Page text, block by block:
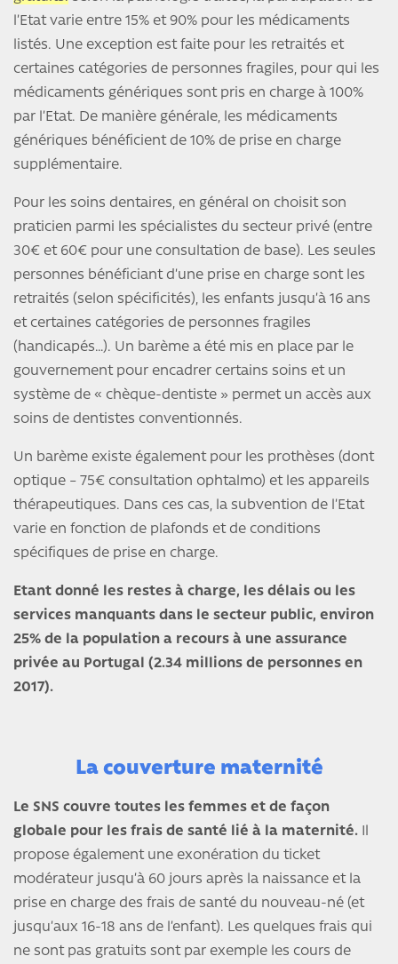
l’Etat varie entre 15% et 90% pour les médicaments
listés. Une exception est faite pour les retraités et
certaines catégories de personnes fragiles, pour qui les
médicaments génériques sont pris en charge à 100%
par l’Etat. De manière générale, les médicaments
génériques bénéficient de 10% de prise en charge
supplémentaire.
Pour les soins dentaires, en général on choisit son
praticien parmi les spécialistes du secteur privé (entre
30€ et 60€ pour une consultation de base). Les seules
personnes bénéficiant d’une prise en charge sont les
retraités (selon spécificités), les enfants jusqu’à 16 ans
et certaines catégories de personnes fragiles
(handicapés…). Un barème a été mis en place par le
gouvernement pour encadrer certains soins et un
système de « chèque-dentiste » permet un accès aux
soins de dentistes conventionnés.
Un barème existe également pour les prothèses (dont
optique – 75€ consultation ophtalmo) et les appareils
thérapeutiques. Dans ces cas, la subvention de l’Etat
varie en fonction de plafonds et de conditions
spécifiques de prise en charge.
Etant donné les restes à charge, les délais ou les
services manquants dans le secteur public, environ
25% de la population a recours à une assurance
privée au Portugal (2.34 millions de personnes en
2017).
La couverture maternité
Le SNS couvre toutes les femmes et de façon
globale pour les frais de santé lié à la maternité.
propose également une exonération du ticket
modérateur jusqu’à 60 jours après la naissance et la
prise en charge des frais de santé du nouveau-né (et
jusqu’aux 16-18 ans de l’enfant). Les quelques frais qui
ne sont pas gratuits sont par exemple les cours de